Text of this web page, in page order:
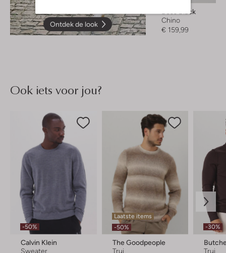
Ontdek de look
Boss Black
Chino
€ 159,99
Ook iets voor jou?
-50%
Calvin Klein
Sweater
Laatste items
-50%
The Goodpeople
Trui
-30%
Trui